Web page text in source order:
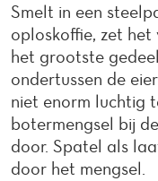
Smelt in een
oploskoffie, zet
het grootste
ondertussen de
niet enorm luchtig
botermengsel bij
door. Spatel als
door het mengsel.